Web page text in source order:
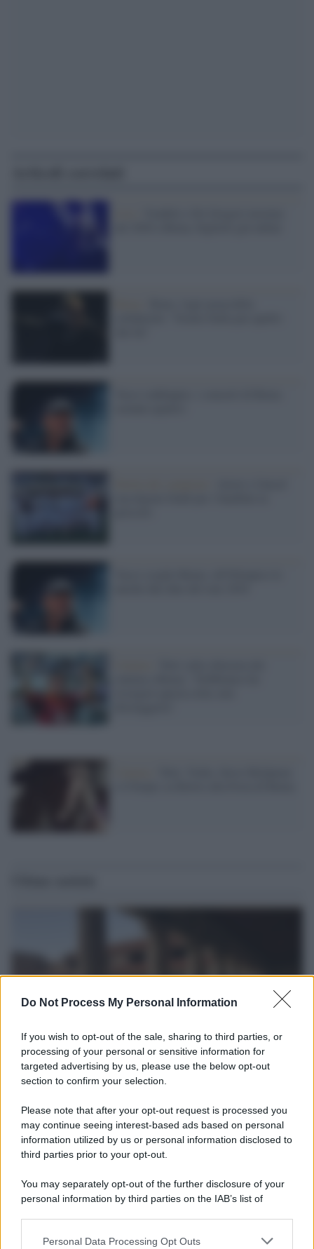
Do Not Process My Personal Information
If you wish to opt-out of the sale, sharing to third parties, or
processing of your personal or sensitive information for
targeted advertising by us, please use the below opt-out
section to confirm your selection.
Please note that after your opt-out request is processed you
may continue seeing interest-based ads based on personal
information utilized by us or personal information disclosed to
third parties prior to your opt-out.
You may separately opt-out of the further disclosure of your
personal information by third parties on the IAB’s list of
This information may also be disclosed by us to third parties
Personal Data Processing Opt Outs
Oplontis, le vittime dell’eruzione del Vesuvio
furono più numerose del previsto
Uno studio bioarcheologico sui resti rinvenuti nella Villa B
ricostruisce la dieta degli abitanti: cereali, legumi e prodotti
agricoli erano alla base dell’alimentazione, mentre le risorse
Il medagliere /
Europei di nuoto: Pellecani guida una super
Italia